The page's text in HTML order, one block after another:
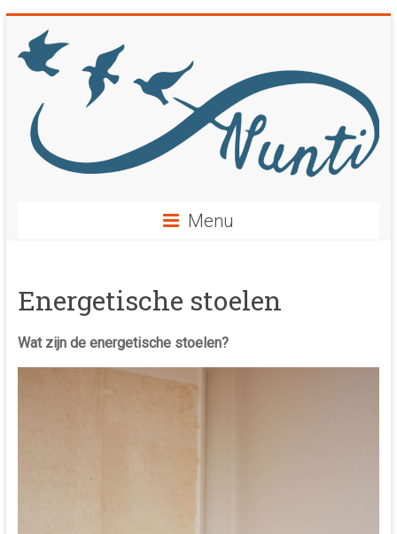
naar
inhoud
Menu
Energetische stoelen
Wat zijn de energetische stoelen?